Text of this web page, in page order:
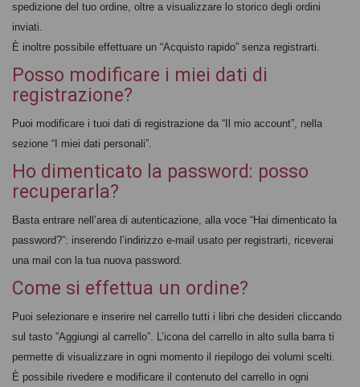
spedizione del tuo ordine, oltre a visualizzare lo storico degli ordini
inviati.
È inoltre possibile effettuare un “Acquisto rapido” senza registrarti.
Posso modificare i miei dati di
registrazione?
Puoi modificare i tuoi dati di registrazione da “Il mio account”, nella
sezione “I miei dati personali”.
Ho dimenticato la password: posso
recuperarla?
Basta entrare nell’area di autenticazione, alla voce “Hai dimenticato la
password?”: inserendo l’indirizzo e-mail usato per registrarti, riceverai
una mail con la tua nuova password.
Come si effettua un ordine?
Puoi selezionare e inserire nel carrello tutti i libri che desideri cliccando
sul tasto ”Aggiungi al carrello”. L’icona del carrello in alto sulla barra ti
permette di visualizzare in ogni momento il riepilogo dei volumi scelti.
È possibile rivedere e modificare il contenuto del carrello in ogni